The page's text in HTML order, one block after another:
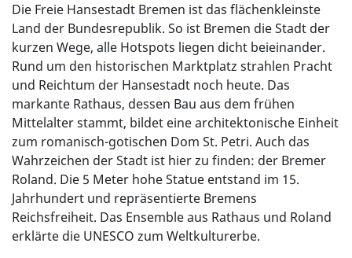
Die Freie Hansestadt Bremen ist das flächenkleinste
Land der Bundesrepublik. So ist Bremen die Stadt der
kurzen Wege, alle Hotspots liegen dicht beieinander.
Rund um den historischen Marktplatz strahlen Pracht
und Reichtum der Hansestadt noch heute. Das
markante Rathaus, dessen Bau aus dem frühen
Mittelalter stammt, bildet eine architektonische Einheit
zum romanisch-gotischen Dom St. Petri. Auch das
Wahrzeichen der Stadt ist hier zu finden: der Bremer
Roland. Die 5 Meter hohe Statue entstand im 15.
Jahrhundert und repräsentierte Bremens
Reichsfreiheit. Das Ensemble aus Rathaus und Roland
erklärte die UNESCO zum Weltkulturerbe.